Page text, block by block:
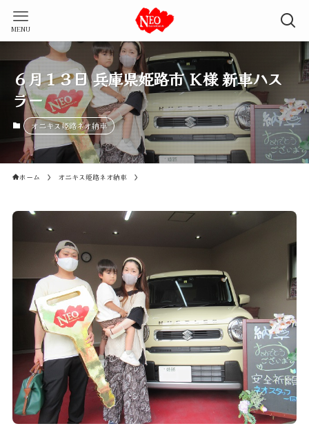
MENU
６月１３日 兵庫県姫路市 Ｋ様 新車ハス
ラー
オニキス姫路ネオ納車
ホーム オニキス姫路ネオ納車